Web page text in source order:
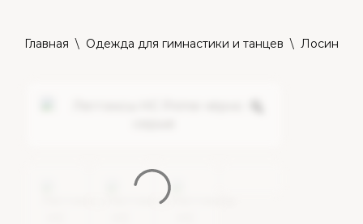
Главная \ Одежда для гимнастики и танцев \ Лосины и